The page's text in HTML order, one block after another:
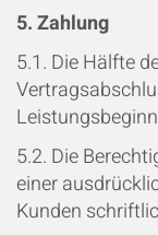
5. Zahlung
5.1. Die Hälfte
5.2. Die
einer
Kunden